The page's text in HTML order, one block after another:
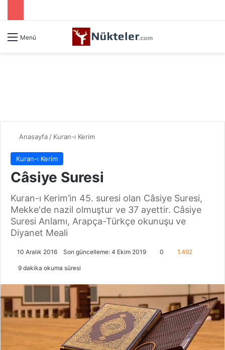
Menü
Anasayfa / Kuran-ı Kerim
Kuran-ı Kerim
Câsiye Suresi
Kuran-ı Kerim’in 45. suresi olan Câsiye Suresi,
Mekke'de nazil olmuştur ve 37 ayettir. Câsiye
Suresi Anlamı, Arapça-Türkçe okunuşu ve
Diyanet Meali
10 Aralık 2016 Son güncelleme: 4 Ekim 2019 0 1.492
9 dakika okuma süresi